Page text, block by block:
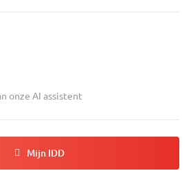
onze AI assistent
Mijn IDD